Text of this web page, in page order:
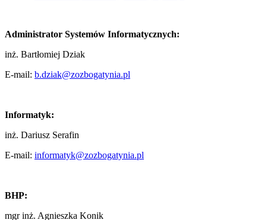
Administrator Systemów Informatycznych:
inż. Bartłomiej Dziak
E-mail: b.dziak@zozbogatynia.pl
Informatyk:
inż. Dariusz Serafin
E-mail: informatyk@zozbogatynia.pl
BHP:
mgr inż. Agnieszka Konik